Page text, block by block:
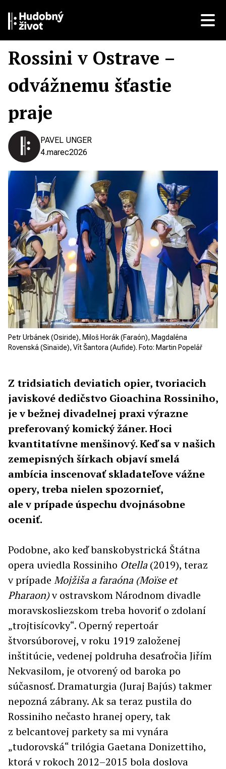
Rossini v Ostrave –
odvážnemu šťastie
praje
PAVEL UNGER
4.marec2026
Petr Urbánek (Osiride), Miloš Horák (Faraón), Magdaléna
Rovenská (Sinaïde), Vít Šantora (Aufide). Foto: Martin Popelář
Z tridsiatich deviatich opier, tvoriacich
javiskové dedičstvo Gioachina Rossiniho,
je v bežnej divadelnej praxi výrazne
preferovaný komický žáner. Hoci
kvantitatívne menšinový. Keď sa v našich
zemepisných šírkach objaví smelá
ambícia inscenovať skladateľove vážne
opery, treba nielen spozornieť,
ale v prípade úspechu dvojnásobne
oceniť.
Podobne, ako keď banskobystrická Štátna
opera uviedla Rossiniho Otella(2019), teraz
v prípade Mojžiša a faraóna (Moïse et
Pharaon)v ostravskom Národnom divadle
moravskosliezskom treba hovoriť o zdolaní
„trojtisícovky“. Operný repertoár
štvorsúborovej, v roku 1919 založenej
inštitúcie, vedenej poldruha desaťročia Jiřím
Nekvasilom, je otvorený od baroka po
súčasnosť. Dramaturgia (Juraj Bajús) takmer
nepozná zábrany. Ak sa teraz pustila do
Rossiniho nečasto hranej opery, tak
z belcantovej parkety sa mi vynára
„tudorovská“ trilógia Gaetana Donizettiho,
ktorá v rokoch 2012–2015 bola doslova